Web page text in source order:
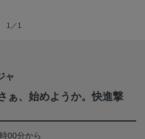
1／1
ャ
ぁ、始めようか。快進撃
00分から